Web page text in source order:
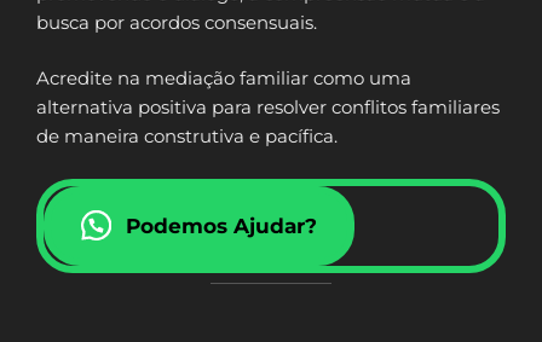
busca por acordos consensuais.
Acredite na mediação familiar como uma
alternativa positiva para resolver conflitos familiares
de maneira construtiva e pacífica.
Podemos Ajudar?